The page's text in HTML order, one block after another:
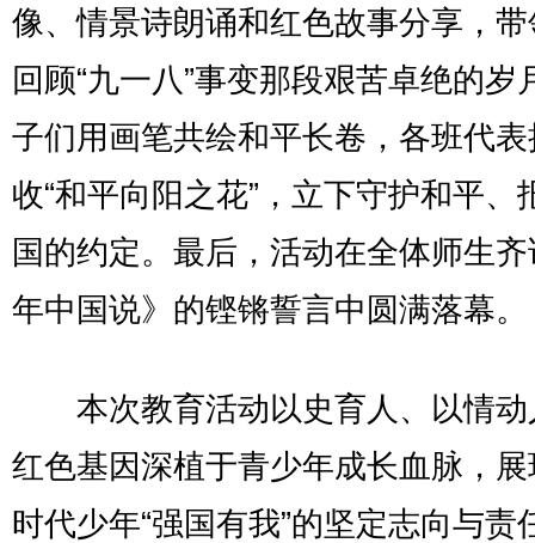
像、情景诗朗诵和红色故事分享，
回顾“九一八”事变那段艰苦卓绝的岁
子们用画笔共绘和平长卷，各班代表
收“和平向阳之花”，立下守护和平、
国的约定。最后，活动在全体师生
年中国说》的铿锵誓言中圆满落幕。
本次教育活动以史育人、以情动
红色基因深植于青少年成长血脉，
时代少年“强国有我”的坚定志向与责